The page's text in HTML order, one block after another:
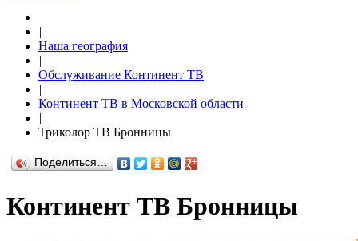
|
Наша география
|
Обслуживание Континент ТВ
|
Континент ТВ в Московской области
|
Триколор ТВ Бронницы
Поделиться…
Континент ТВ Бронницы